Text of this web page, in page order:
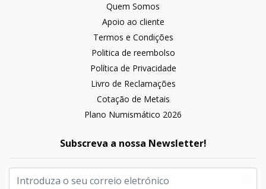
Quem Somos
Apoio ao cliente
Termos e Condições
Politica de reembolso
Política de Privacidade
Livro de Reclamações
Cotação de Metais
Plano Numismático 2026
Subscreva a nossa Newsletter!